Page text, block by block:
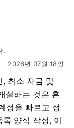
.
2026년 07월 18일
, 최소 자금 및
설하는 것은 혼
정을 빠르고 정
양식 작성, 이